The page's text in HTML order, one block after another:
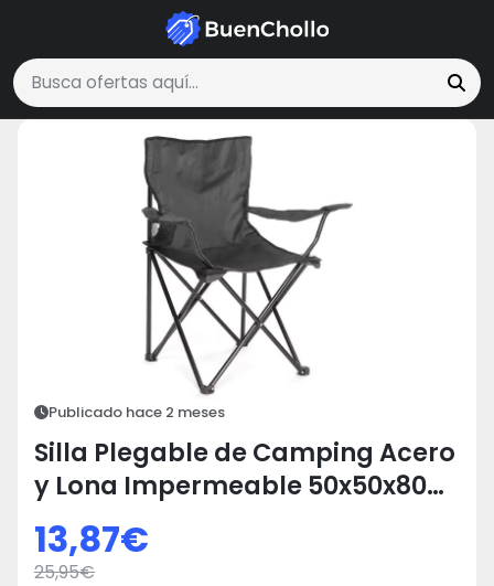
Buscar ofertas
Deportes y Aire LibreSilla Plegable de Camping Acero y Lona
Publicado hace 2 meses
Silla Plegable de Camping Acero
y Lona Impermeable 50x50x80
cm 🏕️
13,87€
25,95€